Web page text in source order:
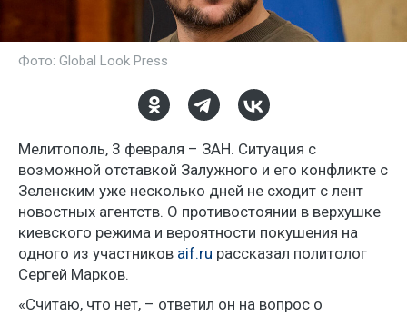
Фото: Global Look Press
Мелитополь, 3 февраля – ЗАН. Ситуация с
возможной отставкой Залужного и его конфликте с
Зеленским уже несколько дней не сходит с лент
новостных агентств. О противостоянии в верхушке
киевского режима и вероятности покушения на
одного из участников aif.ru рассказал политолог
Сергей Марков.
«Считаю, что нет, – ответил он на вопрос о